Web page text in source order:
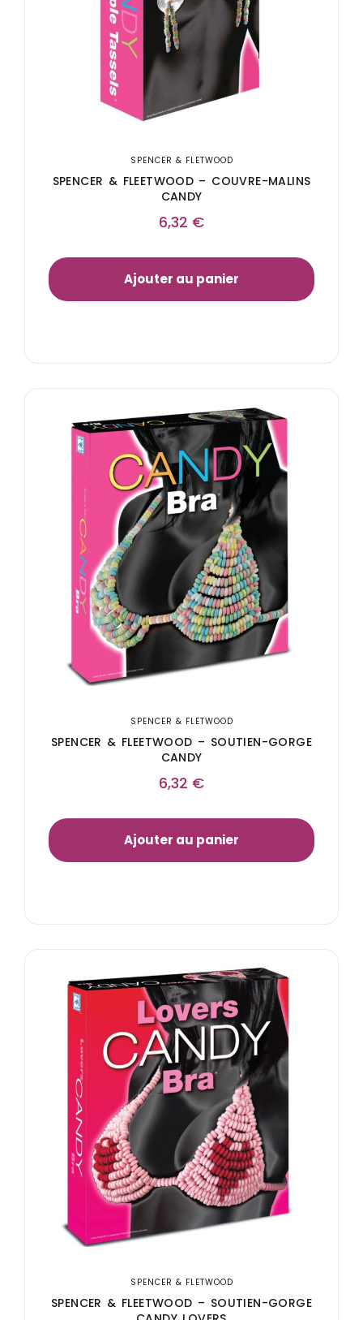
SPENCER & FLETWOOD
SPENCER & FLEETWOOD – COUVRE-MALINS
CANDY
6,32 €
Ajouter au panier
SPENCER & FLETWOOD
SPENCER & FLEETWOOD – SOUTIEN-GORGE
CANDY
6,32 €
Ajouter au panier
SPENCER & FLETWOOD
SPENCER & FLEETWOOD – SOUTIEN-GORGE